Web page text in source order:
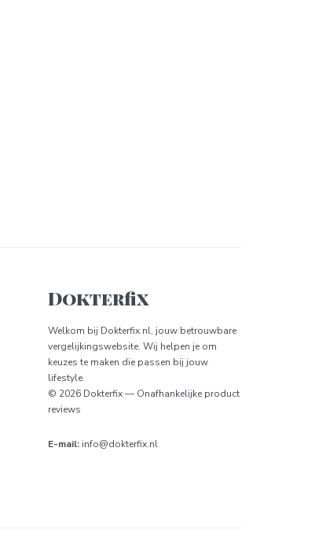
Dokterfix
Welkom bij Dokterfix.nl, jouw betrouwbare
vergelijkings­website. Wij helpen je om
keuzes te maken die passen bij jouw
lifestyle.
© 2026 Dokterfix — Onafhankelijke product
reviews
E-mail: info@dokterfix.nl